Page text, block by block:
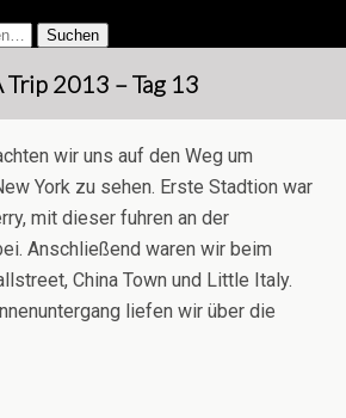
Trip 2013 – Tag 13
wir uns auf den Weg um
York zu sehen. Erste Stadtion war
mit dieser fuhren an der
Anschließend waren wir beim
China Town und Little Italy.
liefen wir über die